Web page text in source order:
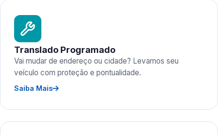
Translado Programado
Vai mudar de endereço ou cidade? Levamos seu
veículo com proteção e pontualidade.
Saiba Mais